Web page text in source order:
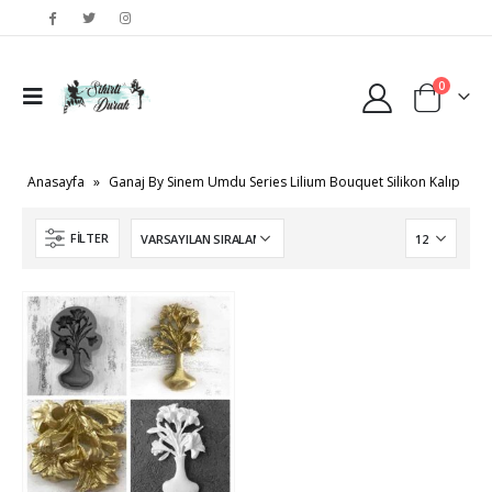
0
Anasayfa » Ganaj By Sinem Umdu Series Lilium Bouquet Silikon Kalıp
FILTER